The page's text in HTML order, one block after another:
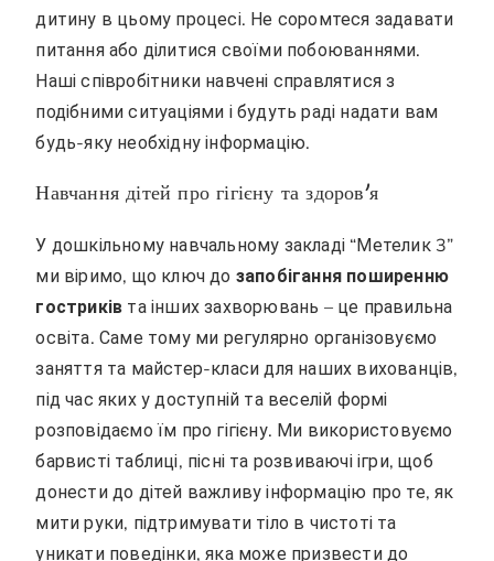
дитину в цьому процесі. Не соромтеся задавати
питання або ділитися своїми побоюваннями.
Наші співробітники навчені справлятися з
подібними ситуаціями і будуть раді надати вам
будь-яку необхідну інформацію.
Навчання дітей про гігієну та здоров’я
У дошкільному навчальному закладі “Метелик 3”
ми віримо, що ключ до запобігання поширенню
гостриків та інших захворювань – це правильна
освіта. Саме тому ми регулярно організовуємо
заняття та майстер-класи для наших вихованців,
під час яких у доступній та веселій формі
розповідаємо їм про гігієну. Ми використовуємо
барвисті таблиці, пісні та розвиваючі ігри, щоб
донести до дітей важливу інформацію про те, як
мити руки, підтримувати тіло в чистоті та
уникати поведінки, яка може призвести до